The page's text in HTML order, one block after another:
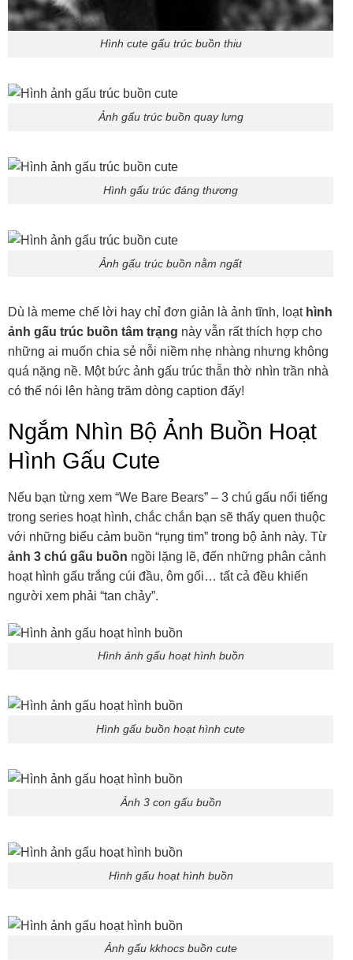
Hình cute gấu trúc buồn thiu
Ảnh gấu trúc buồn quay lưng
Hình gấu trúc đáng thương
Ảnh gấu trúc buồn nằm ngất
Dù là meme chế lời hay chỉ đơn giản là ảnh tĩnh, loạt hình
ảnh gấu trúc buồn tâm trạng này vẫn rất thích hợp cho
những ai muốn chia sẻ nỗi niềm nhẹ nhàng nhưng không
quá nặng nề. Một bức ảnh gấu trúc thẫn thờ nhìn trần nhà
có thể nói lên hàng trăm dòng caption đấy!
Ngắm Nhìn Bộ Ảnh Buồn Hoạt
Hình Gấu Cute
Nếu bạn từng xem “We Bare Bears” – 3 chú gấu nổi tiếng
trong series hoạt hình, chắc chắn bạn sẽ thấy quen thuộc
với những biểu cảm buồn “rụng tim” trong bộ ảnh này. Từ
ảnh 3 chú gấu buồn ngồi lặng lẽ, đến những phân cảnh
hoạt hình gấu trắng cúi đầu, ôm gối… tất cả đều khiến
người xem phải “tan chảy”.
Hình ảnh gấu hoạt hình buồn
Hình gấu buồn hoạt hình cute
Ảnh 3 con gấu buồn
Hình gấu hoạt hình buồn
Ảnh gấu kkhocs buồn cute